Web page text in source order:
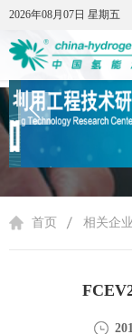
2026年08月07日 星期五
2026年08月07日 星期五
首页 相关企业